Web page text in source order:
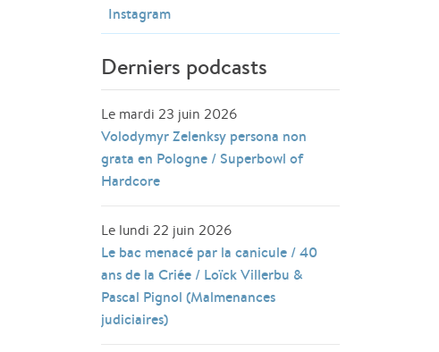
Instagram
Derniers podcasts
Le mardi 23 juin 2026
Volodymyr Zelenksy persona non
grata en Pologne / Superbowl of
Hardcore
Le lundi 22 juin 2026
Le bac menacé par la canicule / 40
ans de la Criée / Loïck Villerbu &
Pascal Pignol (Malmenances
judiciaires)